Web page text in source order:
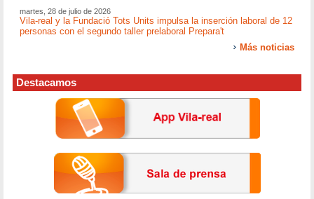
martes, 28 de julio de 2026
Vila-real y la Fundació Tots Units impulsa la inserción laboral de 12
personas con el segundo taller prelaboral Prepara't
Más noticias
Destacamos